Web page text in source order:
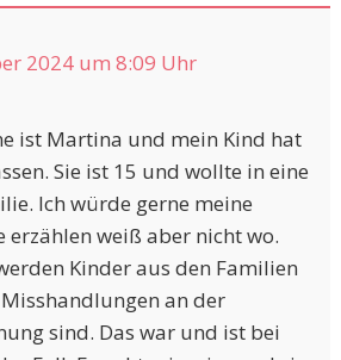
2024 um 8:09 Uhr
ist Martina und mein Kind hat
Sie ist 15 und wollte in eine
Ich würde gerne meine
erzählen weiß aber nicht wo.
Kinder aus den Familien
an der
sind. Das war und ist bei